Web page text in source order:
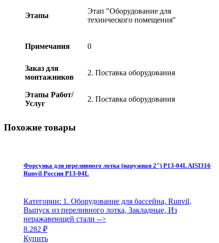
Этапы
Этап "Оборудование для
технического помещения"
Примечания 0
Заказ для
монтажников
2. Поставка оборудования
Этапы Работ/
Услуг
2. Поставка оборудования
Похожие товары
Форсунка для переливного лотка (наружная 2″) Р13-04L AISI316
Runvil Россия Р13-04L
Категории: 1. Оборудование для бассейна, Runvil,
Выпуск из переливного лотка, Закладные, Из
неражавеющей стали -->
8.282 ₽
Купить